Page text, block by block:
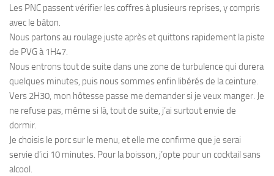
Les PNC passent vérifier les coffres à plusieurs reprises, y compris
avec le bâton.
Nous partons au roulage juste après et quittons rapidement la piste
de PVG à 1H47.
Nous entrons tout de suite dans une zone de turbulence qui durera
quelques minutes, puis nous sommes enfin libérés de la ceinture.
Vers 2H30, mon hôtesse passe me demander si je veux manger. Je
ne refuse pas, même si là, tout de suite, j’ai surtout envie de
dormir.
Je choisis le porc sur le menu, et elle me confirme que je serai
servie d’ici 10 minutes. Pour la boisson, j’opte pour un cocktail sans
alcool.